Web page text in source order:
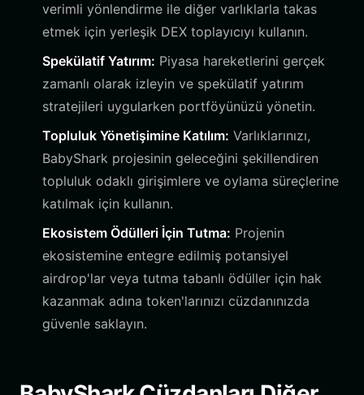
verimli yönlendirme ile diğer varlıklarla takas
etmek için yerleşik DEX toplayıcıyı kullanın.
Spekülatif Yatırım: Piyasa hareketlerini gerçek
zamanlı olarak izleyin ve spekülatif yatırım
stratejileri uygularken portföyünüzü yönetin.
Topluluk Yönetişimine Katılım: Varlıklarınızı,
BabyShark projesinin geleceğini şekillendiren
topluluk odaklı girişimlere ve oylama süreçlerine
katılmak için kullanın.
Ekosistem Ödülleri İçin Tutma: Projenin
ekosistemine entegre edilmiş potansiyel
airdrop'lar veya tutma tabanlı ödüller için hak
kazanmak adına token'larınızı cüzdanınızda
güvenle saklayın.